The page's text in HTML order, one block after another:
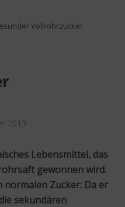
Vollrohrzucker
2013
Lebensmittel, das
gewonnen wird.
normalen Zucker: Da er
sekundären